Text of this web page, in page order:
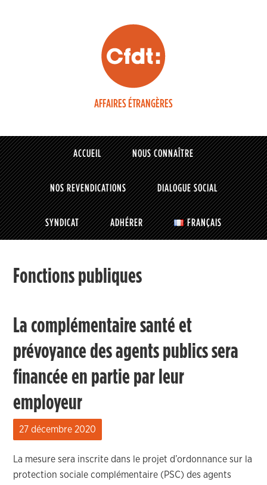
AFFAIRES ÉTRANGÈRES
ACCUEIL NOUS CONNAÎTRE
NOS REVENDICATIONS DIALOGUE SOCIAL
SYNDICAT ADHÉRER FRANÇAIS
Fonctions publiques
La complémentaire santé et
prévoyance des agents publics sera
financée en partie par leur
employeur
27 décembre 2020
La mesure sera inscrite dans le projet d’ordonnance sur la
protection sociale complémentaire (PSC) des agents